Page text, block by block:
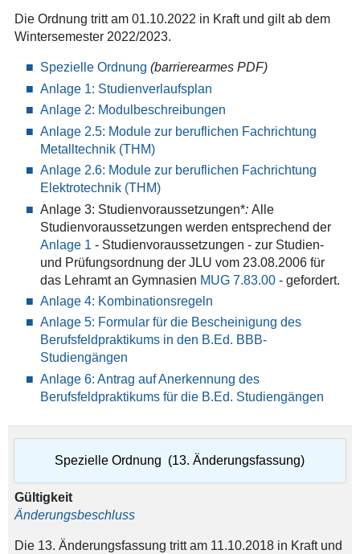
Die Ordnung tritt am 01.10.2022 in Kraft und gilt ab dem
Wintersemester 2022/2023.
Spezielle Ordnung (barrierearmes PDF)
Anlage 1: Studienverlaufsplan
Anlage 2: Modulbeschreibungen
Anlage 2.5: Module zur beruflichen Fachrichtung
Metalltechnik (THM)
Anlage 2.6: Module zur beruflichen Fachrichtung
Elektrotechnik (THM)
Anlage 3: Studienvoraussetzungen*: Alle
Studienvoraussetzungen werden entsprechend der
Anlage 1 - Studienvoraussetzungen - zur Studien-
und Prüfungsordnung der JLU vom 23.08.2006 für
das Lehramt an Gymnasien MUG 7.83.00- gefordert.
Anlage 4: Kombinationsregeln
Anlage 5: Formular für die Bescheinigung des
Berufsfeldpraktikums in den B.Ed. BBB-
Studiengängen
Anlage 6: Antrag auf Anerkennung des
Berufsfeldpraktikums für die B.Ed. Studiengängen
Spezielle Ordnung (13. Änderungsfassung)
Gültigkeit
Änderungsbeschluss
Die 13. Änderungsfassung tritt am 11.10.2018 in Kraft und